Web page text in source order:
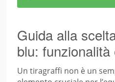
Guida alla
blu: funzionalità
Un tiragraffi non è un